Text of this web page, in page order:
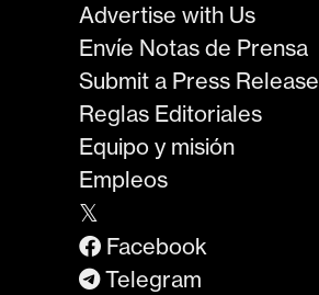
Advertise with Us
Envíe Notas de Prensa
Submit a Press Release
Reglas Editoriales
Equipo y misión
Empleos
𝕏
Facebook
Telegram